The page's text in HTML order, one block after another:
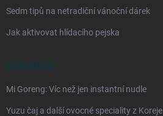
Sedm tipů na netradiční vánoční dárek
Jak aktivovat hlídacího pejska
ASIA BLOG
Mi Goreng: Víc než jen instantní nudle
Yuzu čaj a další ovocné speciality z Koreje